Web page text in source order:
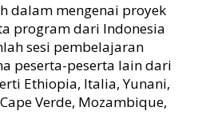
dalam mengenai proyek
program dari Indonesia
sesi pembelajaran
peserta-peserta lain dari
Ethiopia, Italia, Yunani,
Verde, Mozambique,